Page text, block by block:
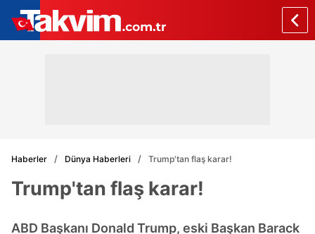
Haberler Dünya Haberleri Trump'tan flaş karar!
Trump'tan flaş karar!
ABD Başkanı Donald Trump, eski Başkan Barack